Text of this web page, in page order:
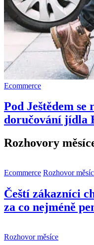
Ecommerce
Pod Ještědem
doručování jídla
Rozhovory
Ecommerce Rozhovor
Čeští zákazníci
za co nejméně
Rozhovor měsíce